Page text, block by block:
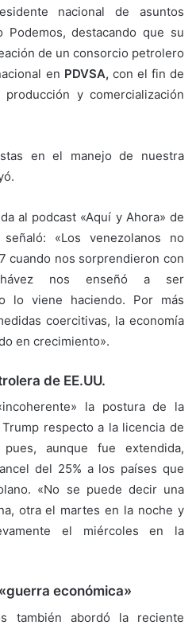
nacional de asuntos
Podemos, destacando que su
de un consorcio petrolero
en PDVSA, con el fin de
y comercialización
en el manejo de nuestra
al podcast «Aquí y Ahora» de
«Los venezolanos no
cuando nos sorprendieron con
nos enseñó a ser
lo viene haciendo. Por más
coercitivas, la economía
en crecimiento».
de EE.UU.
la postura de la
respecto a la licencia de
aunque fue extendida,
del 25% a los países que
«No se puede decir una
otra el martes en la noche y
el miércoles en la
económica»
también abordó la reciente